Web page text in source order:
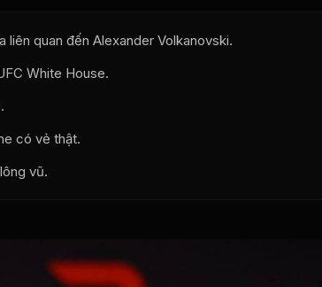
liên quan đến Alexander Volkanovski.
White House.
có vẻ thật.
vũ.